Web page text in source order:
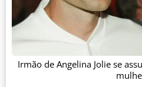
Irmão de Angelina Jolie se